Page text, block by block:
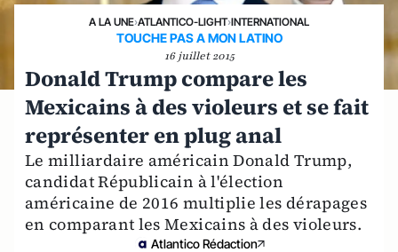
A LA UNE›ATLANTICO-LIGHT›INTERNATIONAL
TOUCHE PAS A MON LATINO
16 juillet 2015
Donald Trump compare les
Mexicains à des violeurs et se fait
représenter en plug anal
Le milliardaire américain Donald Trump,
candidat Républicain à l'élection
américaine de 2016 multiplie les dérapages
en comparant les Mexicains à des violeurs.
Atlantico Rédaction